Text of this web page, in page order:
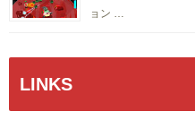
ョン …
LINKS